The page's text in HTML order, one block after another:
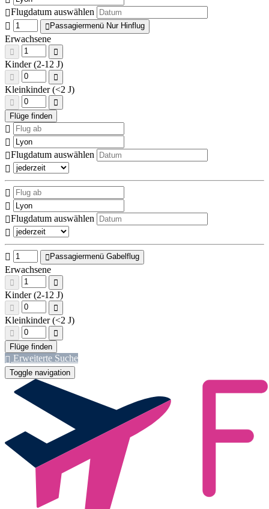
Flugdatum auswählen
Passagiermenü Nur Hinflug
Erwachsene
Kinder (2-12 J)
Kleinkinder (<2 J)
Flugdatum auswählen
Flugdatum auswählen
Passagiermenü Gabelflug
Erwachsene
Kinder (2-12 J)
Kleinkinder (<2 J)
Erweiterte Suche
Toggle navigation